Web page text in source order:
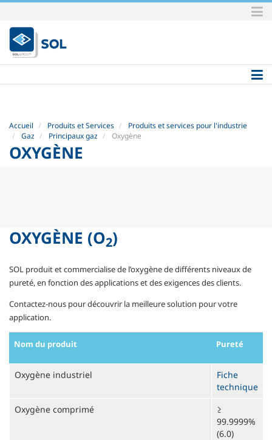
Aller
au
contenu.
|
à
Accueil Produits et Services
Produits et services pour l'industrie
Gaz
Principaux gaz Oxygène
OXYGÈNE
OXYGÈNE (O2)
SOL produit et commercialise de l’oxygène de différents niveaux de
pureté, en fonction des applications et des exigences des clients.
Contactez-nous pour découvrir la meilleure solution pour votre
application.
Nom du produit Pureté
Oxygène industriel
Fiche
technique
Oxygène comprimé
≥
99.9999%
(6.0)